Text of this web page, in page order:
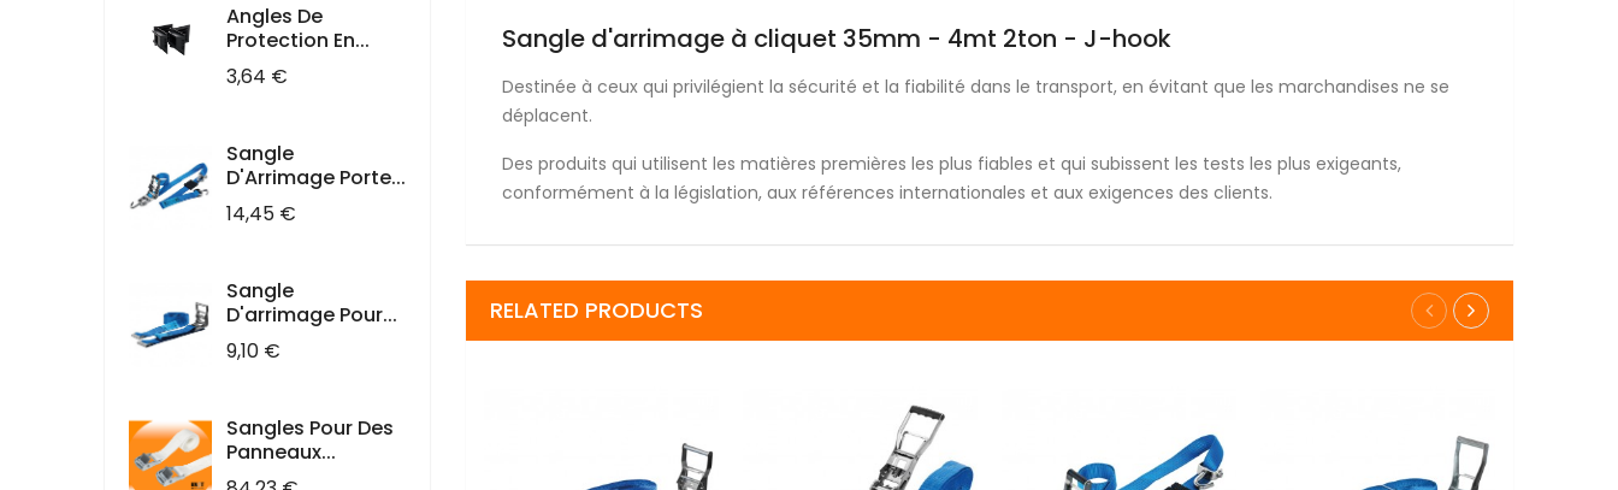
Angles De
Protection En...
Prix
3,64 €
Sangle
D'Arrimage Porte...
Prix
14,45 €
Sangle
D'arrimage Pour...
Prix
9,10 €
Sangles Pour Des
Panneaux...
Sangle d'arrimage à cliquet 35mm - 4mt 2ton - J-hook
Destinée à ceux qui privilégient la sécurité et la fiabilité dans le transport, en évitant que les marchandises ne se
déplacent.
Des produits qui utilisent les matières premières les plus fiables et qui subissent les tests les plus exigeants,
conformément à la législation, aux références internationales et aux exigences des clients.
RELATED PRODUCTS